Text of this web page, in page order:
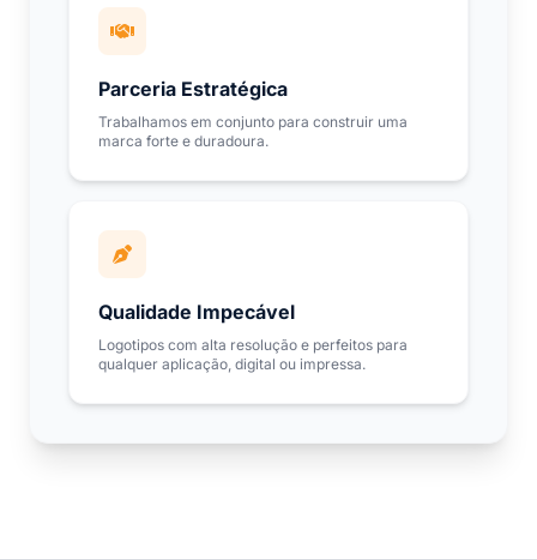
Parceria Estratégica
Trabalhamos em conjunto para construir uma
marca forte e duradoura.
Qualidade Impecável
Logotipos com alta resolução e perfeitos para
qualquer aplicação, digital ou impressa.